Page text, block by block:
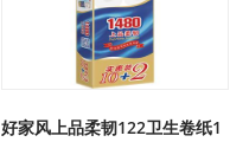
好家风上品柔韧122卫生卷纸1